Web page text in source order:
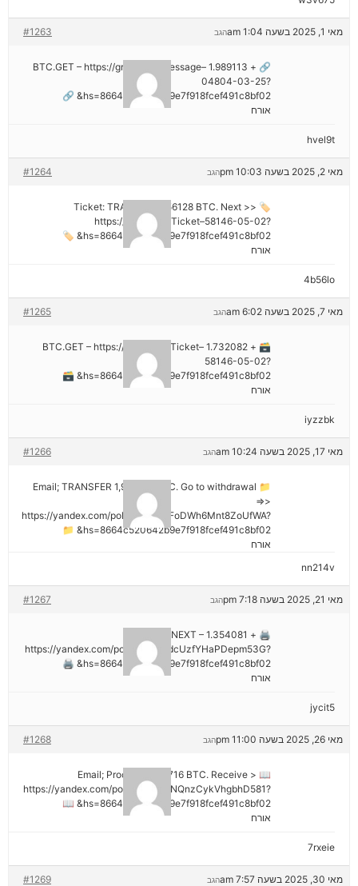
מאי 1, 2025 בשעה 1:04 am #1263 הגב
🔗 + 1.989113 BTC.GET – https://graph.org/Message–
04804-03-25?
hs=8664c520642b9e7f918fcef491c8bf02& 🔗
אורח
hvel9t
מאי 2, 2025 בשעה 10:03 pm #1264 הגב
🏷 Ticket: TRANSFER 1,56128 BTC. Next >>
https://graph.org/Ticket–58146-05-02?
hs=8664c520642b9e7f918fcef491c8bf02& 🏷
אורח
4b56lo
מאי 7, 2025 בשעה 6:02 am #1265 הגב
🗃 + 1.732082 BTC.GET – https://graph.org/Ticket–
58146-05-02?
hs=8664c520642b9e7f918fcef491c8bf02& 🗃
אורח
iyzzbk
מאי 17, 2025 בשעה 10:24 am #1266 הגב
📁 Email; TRANSFER 1,988187 BTC. Go to withdrawal
=>>
https://yandex.com/poll/7R6WLNFoDWh6Mnt8ZoUfWA?
hs=8664c520642b9e7f918fcef491c8bf02& 📁
אורח
nn214v
מאי 21, 2025 בשעה 7:18 pm #1267 הגב
🖨 + 1.354081 BTC.NEXT –
https://yandex.com/poll/Ef2mNddcUzfYHaPDepm53G?
hs=8664c520642b9e7f918fcef491c8bf02& 🖨
אורח
jycit5
מאי 26, 2025 בשעה 11:00 pm #1268 הגב
📖 Email; Process 1.913716 BTC. Receive >
https://yandex.com/poll/DCTzwgNQnzCykVhgbhD581?
hs=8664c520642b9e7f918fcef491c8bf02& 📖
אורח
7rxeie
מאי 30, 2025 בשעה 7:57 am #1269 הגב